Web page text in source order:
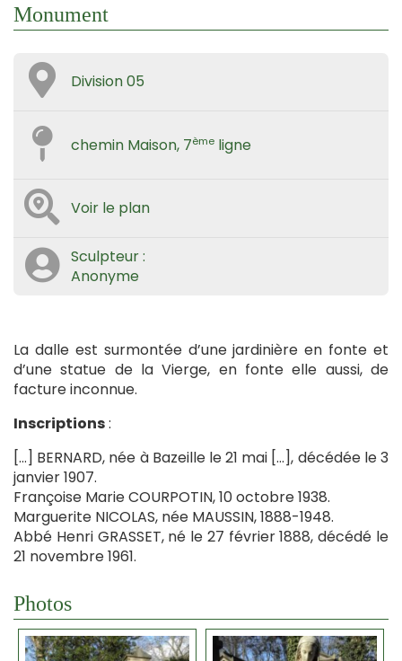
Monument
Division 05
chemin Maison, 7ème ligne
Voir le plan
Sculpteur :
Anonyme
La dalle est surmontée d’une jardinière en fonte et
d’une statue de la Vierge, en fonte elle aussi, de
facture inconnue.
Inscriptions:
[…] BERNARD, née à Bazeille le 21 mai […], décédée le 3
janvier 1907.
Françoise Marie COURPOTIN, 10 octobre 1938.
Marguerite NICOLAS, née MAUSSIN, 1888-1948.
Abbé Henri GRASSET, né le 27 février 1888, décédé le
21 novembre 1961.
Photos